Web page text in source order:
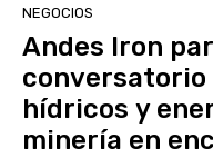
NEGOCIOS
Andes Iron
conversatorio
hídricos y
minería en